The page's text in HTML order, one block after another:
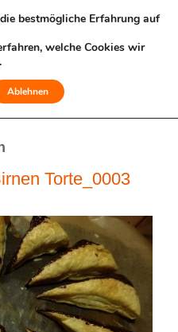
Torte_0003
bestmögliche Erfahrung auf
welche Cookies wir
Ablehnen